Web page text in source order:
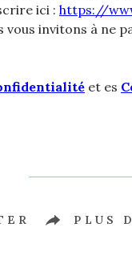
ici : https://
invitons à ne
et es
PLUS